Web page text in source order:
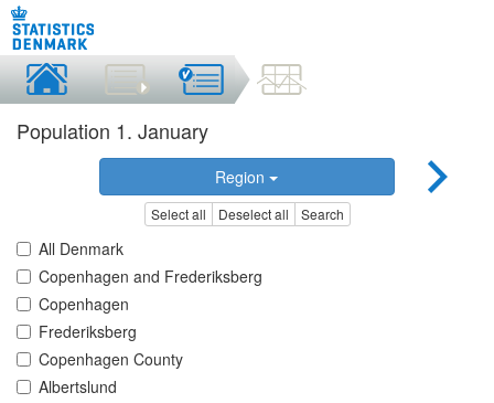
Population 1. January
Region
Select all Deselect all Search
All Denmark
Copenhagen and Frederiksberg
Copenhagen
Frederiksberg
Copenhagen County
Albertslund